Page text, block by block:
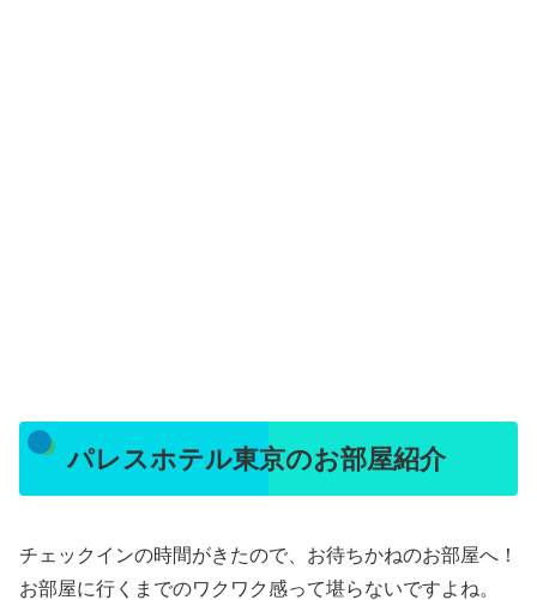
パレスホテル東京のお部屋紹介
チェックインの時間がきたので、お待ちかねのお部屋へ！
お部屋に行くまでのワクワク感って堪らないですよね。